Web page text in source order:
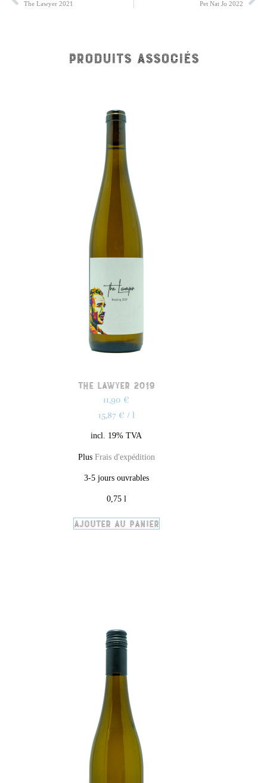
The Lawyer 2021 Pet Nat Jo 2022
Produits associés
The Lawyer 2019
11,90 €
15,87 € / l
incl. 19% TVA
Plus Frais d'expédition
3-5 jours ouvrables
0,75 l
Ajouter au panier